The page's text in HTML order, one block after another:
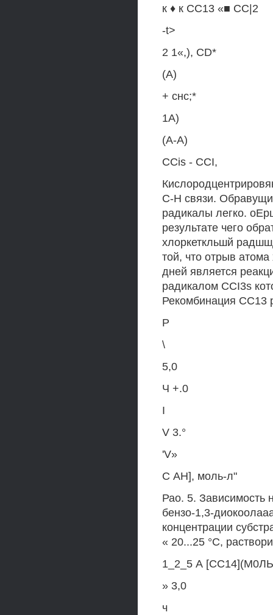
к ♦ к СС13 «■ СС|2
-t>
2 1«,), CD*
(А)
+ снс;*
1А)
(А-А)
CCis - CCI,
С-Н связи.
радикалы легко.
результате чего
хлоркеткльшй
той, что отрыв
дней является
радикалом CCI3s
Рекомбинация СС13
Р
\
5,0
Ч +.0
I
V 3.°
'V»
С АН], моль-л"
Рао. 5. Зависимость
бензо-1,3-
концентрации
« 20...25 °С,
1_2_5 А
» 3,0
ч